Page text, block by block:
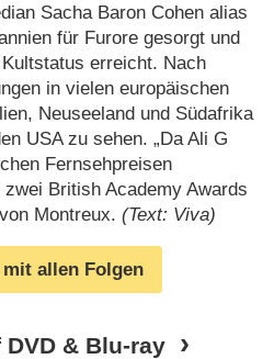
Sacha Baron Cohen alias
für Furore gesorgt und
erreicht. Nach
in vielen europäischen
Neuseeland und Südafrika
USA zu sehen. „Da Ali G
Fernsehpreisen
British Academy Awards
Montreux. (Text: Viva)
allen Folgen
DVD & Blu-ray